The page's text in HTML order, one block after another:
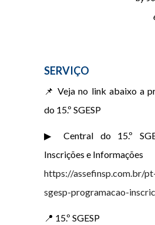
SERVIÇO
📌 Veja no link abaixo a
do 15.º SGESP
▶ Central do 15.º
Inscrições e Informações
https://assefinsp.com.br/
sgesp-programacao-
📍 15.º SGESP